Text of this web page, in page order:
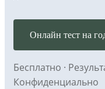
Онлайн тест на
Бесплатно ·
Конфиденциально